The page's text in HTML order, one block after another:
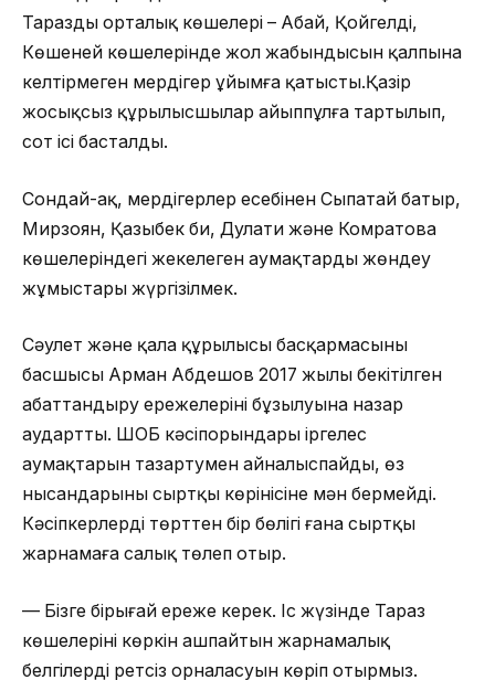
Тараздың орталық көшелері – Абай, Қойгелді,
Көшеней көшелерінде жол жабындысын қалпына
келтірмеген мердігер ұйымға қатысты.Қазір
жосықсыз құрылысшылар айыппұлға тартылып,
сот ісі басталды.
Сондай-ақ, мердігерлер есебінен Сыпатай батыр,
Мирзоян, Қазыбек би, Дулати және Комратова
көшелеріндегі жекелеген аумақтарды жөндеу
жұмыстары жүргізілмек.
Сәулет және қала құрылысы басқармасының
басшысы Арман Абдешов 2017 жылы бекітілген
абаттандыру ережелерінің бұзылуына назар
аудартты. ШОБ кәсіпорындары іргелес
аумақтарын тазартумен айналыспайды, өз
нысандарының сыртқы көрінісіне мән бермейді.
Кәсіпкерлердің төрттен бір бөлігі ғана сыртқы
жарнамаға салық төлеп отыр.
— Бізге бірыңғай ереже керек. Іс жүзінде Тараз
көшелерінің көркін ашпайтын жарнамалық
белгілердің ретсіз орналасуын көріп отырмыз.